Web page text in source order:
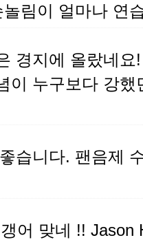
림이 얼마나 연
경지에 올랐네
이 누구보다 강
습니다. 팬음제
어 맞네 !! Jason